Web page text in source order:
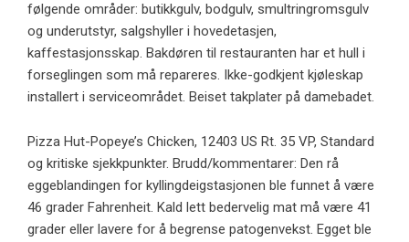
følgende områder: butikkgulv, bodgulv, smultringromsgulv
og underutstyr, salgshyller i hovedetasjen,
kaffestasjonsskap. Bakdøren til restauranten har et hull i
forseglingen som må repareres. Ikke-godkjent kjøleskap
installert i serviceområdet. Beiset takplater på damebadet.
Pizza Hut-Popeye’s Chicken, 12403 US Rt. 35 VP, Standard
og kritiske sjekkpunkter. Brudd/kommentarer: Den rå
eggeblandingen for kyllingdeigstasjonen ble funnet å være
46 grader Fahrenheit. Kald lett bedervelig mat må være 41
grader eller lavere for å begrense patogenvekst. Egget ble